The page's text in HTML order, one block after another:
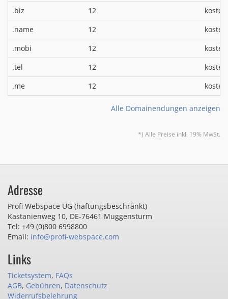
.biz 12
.name
12
.mobi
12
.tel
12
.me
12
Alle Domainendungen anzeigen
*) Alle Preise inkl. 19% MwSt.
Adresse
Profi Webspace UG (haftungsbeschränkt)
Kastanienweg 10, DE-76461 Muggensturm
Tel: +49 (0)800 6998800
Email: info@profi-webspace.com
Links
Ticketsystem, FAQs
AGB, Gebühren, Datenschutz
Widerrufsbelehrung